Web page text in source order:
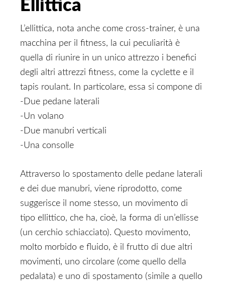
Ellittica
L’ellittica, nota anche come cross-trainer, è una
macchina per il fitness, la cui peculiarità è
quella di riunire in un unico attrezzo i benefici
degli altri attrezzi fitness, come la cyclette e il
tapis roulant. In particolare, essa si compone di
-Due pedane laterali
-Un volano
-Due manubri verticali
-Una consolle
Attraverso lo spostamento delle pedane laterali
e dei due manubri, viene riprodotto, come
suggerisce il nome stesso, un movimento di
tipo ellittico, che ha, cioè, la forma di un’ellisse
(un cerchio schiacciato). Questo movimento,
molto morbido e fluido, è il frutto di due altri
movimenti, uno circolare (come quello della
pedalata) e uno di spostamento (simile a quello